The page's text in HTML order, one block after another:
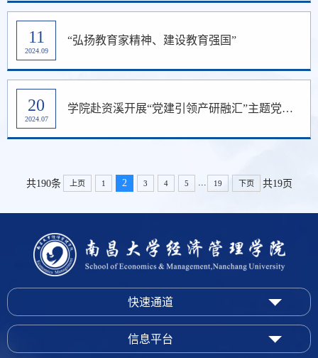
11
2024.09
“弘扬教育家精神、建设教育强国”
20
2024.07
学院赴资溪开展“党建引领产研融汇”主题党日活动
共190条 上页 1 2 3 4 5 ... 19 下页 共19页
快速通道
信息平台